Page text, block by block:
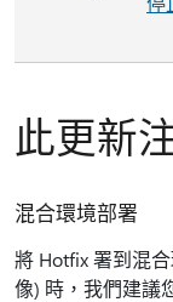
此更新
混合環境部署
將 Hotfix 署到混
像) 時，我們建議